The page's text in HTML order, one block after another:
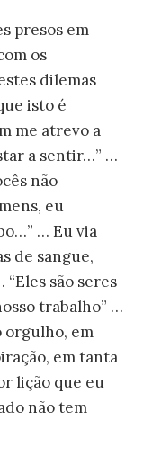
presos em
os
dilemas
isto é
me atrevo a
a sentir…” …
não
eu
… Eu via
de sangue,
são seres
trabalho” …
orgulho, em
em tanta
lição que eu
não tem